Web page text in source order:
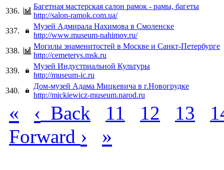
336.
Багетная мастерская салон рамок - рамы, багеты
http://salon-ramok.com.ua/
337.
Музей Адмирала Нахимова в Смоленске
http://www.museum-nahimov.ru/
338.
Могилы знаменитостей в Москве и Санкт-Петербурге
http://cemeterys.msk.ru
339.
Музей Индустриальной Культуры
http://museum-ic.ru
340.
Дом-музей Адама Мицкевича в г.Новогрудке
http://mickiewicz-museum.narod.ru
« ‹ Back 11 12 13
Forward › »